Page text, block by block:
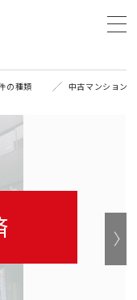
の種類 中古マンション